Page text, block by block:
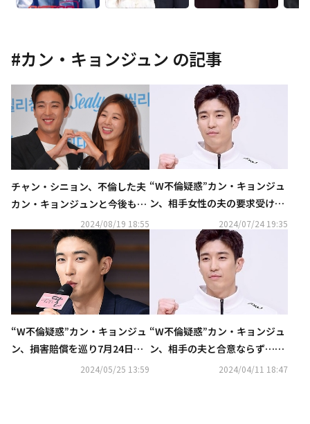
#カン・キョンジュン の記事
チャン・シニョン、不倫した夫
カン・キョンジュンと今後も生
活「ただ子供たちのために」
2024/08/19 18:55
“W不倫疑惑”カン・キョンジュ
ン、相手女性の夫の要求受け入
れ訴訟が終結「私の不徳の致す
2024/07/24 19:35
“W不倫疑惑”カン・キョンジュ
ン、損害賠償を巡り7月24日に
2024/05/25 13:59
“W不倫疑惑”カン・キョンジュ
ン、相手の夫と合意ならず…本
2024/04/11 18:47